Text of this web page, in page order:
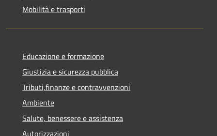
Mobilità e trasporti
Educazione e formazione
Giustizia e sicurezza pubblica
Tributi,finanze e contravvenzioni
Ambiente
Salute, benessere e assistenza
Autorizzazioni